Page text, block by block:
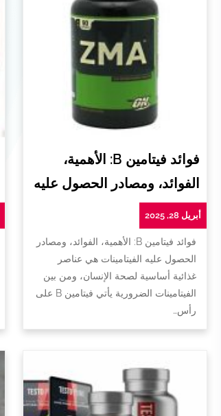
فوائد فيتامين B: الأهمية،
الفوائد، ومصادر الحصول عليه
أبريل 28, 2025
فوائد فيتامين B: الأهمية، الفوائد، ومصادر
الحصول عليه الفيتامينات هي عناصر
غذائية أساسية لصحة الإنسان، ومن بين
الفيتامينات الضرورية يأتي فيتامين B على
رأس…